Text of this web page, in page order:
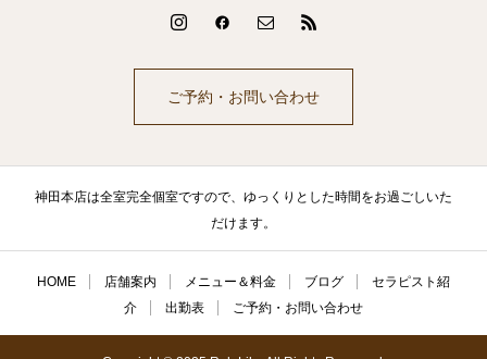
ご予約・お問い合わせ
神田本店は全室完全個室ですので、ゆっくりとした時間をお過ごしいた
だけます。
HOME 店舗案内 メニュー＆料金 ブログ
セラピスト紹
介
出勤表 ご予約・お問い合わせ